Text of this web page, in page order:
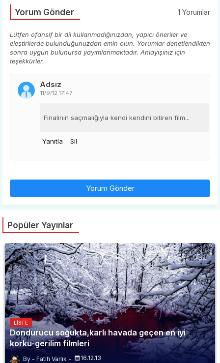
Yorum Gönder 1 Yorumlar
Lütfen ofansif bir dil kullanmadığınızdan, yapıcı öneriler ve
eleştirilerde bulunduğunuzdan emin olun. Yorumlar denetlendikten
sonra uygun bulunursa yayımlanmaktadır. Anlayışınız için
teşekkürler.
Adsız
11/9/12 17:47
Finalinin saçmalığıyla kendi kendini bitiren film...
Yanıtla Sil
Yorum Gönder
Popüler Yayınlar
LISTE
Dondurucu soğukta,karlı havada geçen en iyi
korku-gerilim filmleri
Fatih Varlık 16.12.13